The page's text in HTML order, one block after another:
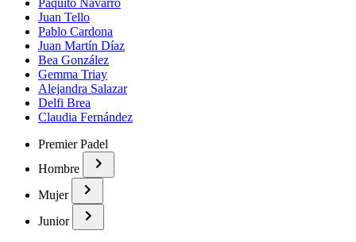
Paquito Navarro
Juan Tello
Pablo Cardona
Juan Martín Díaz
Bea González
Gemma Triay
Alejandra Salazar
Delfi Brea
Claudia Fernández
Premier Padel
Hombre
Mujer
Junior